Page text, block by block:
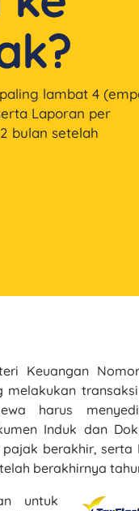
lambat 4
Laporan per
bulan setelah
Keuangan
harus
Induk dan
berakhir, serta
berakhirnya
untuk